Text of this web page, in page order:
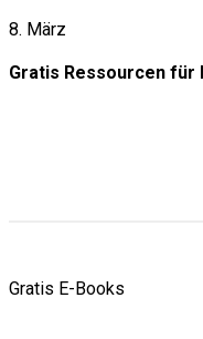
8. März
Gratis Ressourcen für
Gratis E-Books